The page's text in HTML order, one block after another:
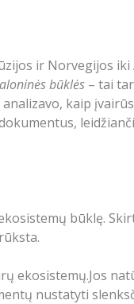
ir Norvegijos iki
būklės – tai
kaip
būklę.
ekosistemų.Jos
nustatyti